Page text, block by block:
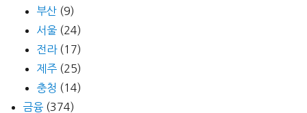
부산 (9)
서울 (24)
전라(17)
제주 (25)
충청 (14)
금융 (374)